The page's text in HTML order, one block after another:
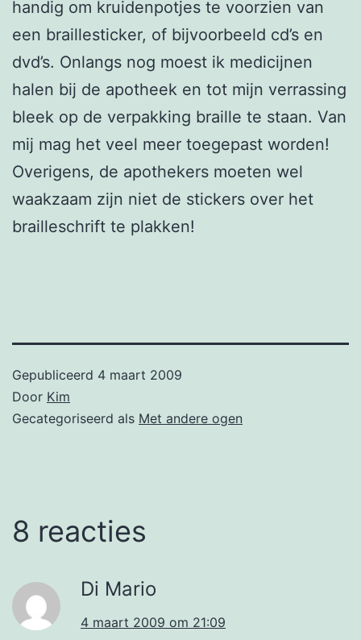
handig om kruidenpotjes te voorzien van
een braillesticker, of bijvoorbeeld cd’s en
dvd’s. Onlangs nog moest ik medicijnen
halen bij de apotheek en tot mijn verrassing
bleek op de verpakking braille te staan. Van
mij mag het veel meer toegepast worden!
Overigens, de apothekers moeten wel
waakzaam zijn niet de stickers over het
brailleschrift te plakken!
Gepubliceerd 4 maart 2009
Door Kim
Gecategoriseerd als Met andere ogen
8 reacties
Di Mario
4 maart 2009 om 21:09